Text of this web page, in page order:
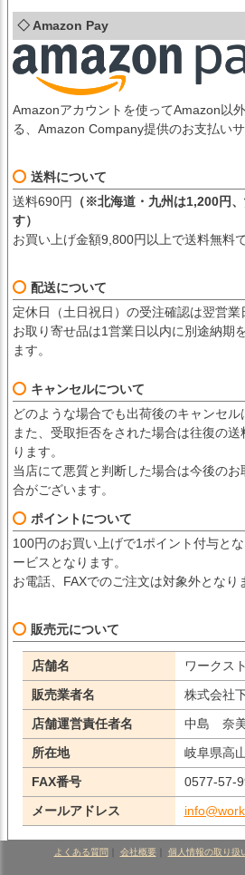
◇ Amazon Pay
Amazonアカウントを使ってAmazon以
る、Amazon Company提供のお支払いサ
送料について
送料690円
（※北海道・九州は1,200円
す）
お買い上げ金額9,800円以上で送料無料
配送について
定休日（土日祝日）の受注確認は翌営業
お取り寄せ品は1営業日以内に別途納期
ます。
キャンセルについて
どのような場合でも出荷後のキャンセル
また、受取拒否をされた場合は往復の
ります。
当店にて悪質と判断した場合は今後の
合がございます。
ポイントについて
100円のお買い上げで1ポイント付与と
ービスとなります。
お電話、FAXでのご注文は対象外となり
販売元について
店舗名
ワークス
販売業者名
株式会社
店舗運営責任者名
中島 奈
所在地
岐阜県高
FAX番号
0577-57-
メールアドレス
よくある質問 会社概要｜ 個人情報の取り扱